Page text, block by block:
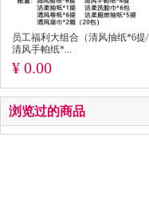
员工福利大组合（清风抽纸*6提/
清风手帕纸*...
¥ 0.00
浏览过的商品